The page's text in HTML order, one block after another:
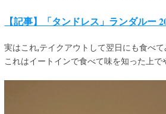
【記事】「タンドレス」ランダルー
実はこれ,テイクアウトして翌日にも食べ
これはイートインで食べて味を知った上で